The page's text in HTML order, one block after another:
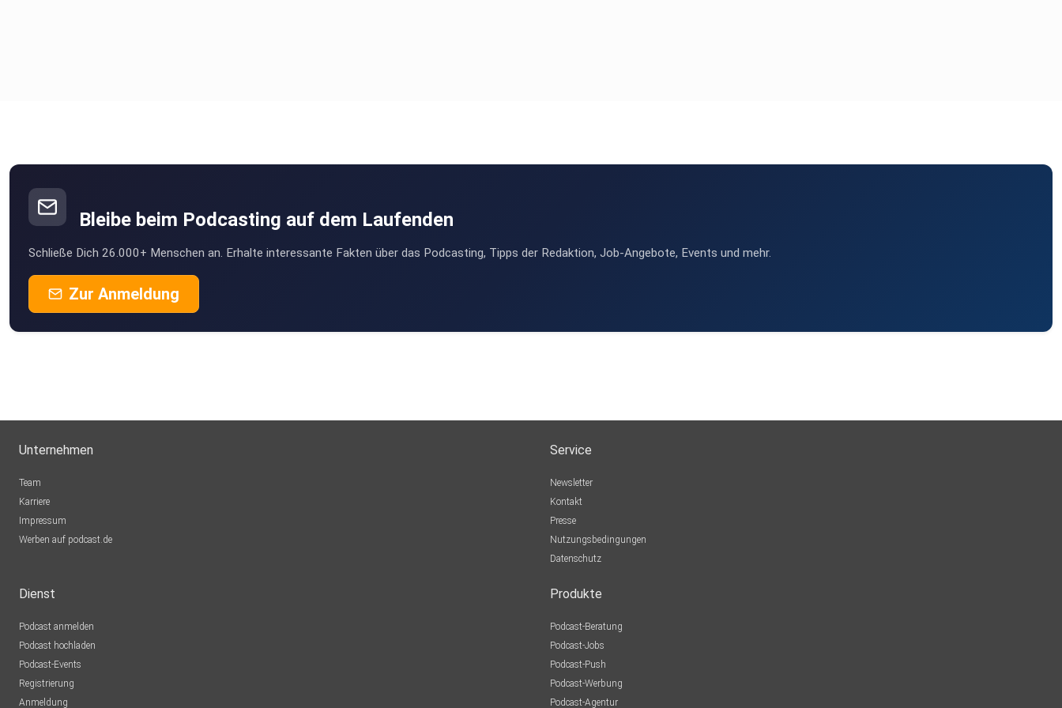
Bleibe beim Podcasting auf dem Laufenden
Schließe Dich 26.000+ Menschen an. Erhalte interessante Fakten über das Podcasting, Tipps der Redaktion, Job-Angebote, Events und mehr.
Zur Anmeldung
Unternehmen
Team
Karriere
Impressum
Werben auf podcast.de
Service
Newsletter
Kontakt
Presse
Nutzungsbedingungen
Datenschutz
Dienst
Podcast anmelden
Podcast hochladen
Podcast-Events
Registrierung
Anmeldung
Produkte
Podcast-Beratung
Podcast-Jobs
Podcast-Push
Podcast-Werbung
Podcast-Agentur